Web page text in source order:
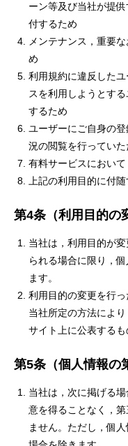
ーン等及び当社が提
付するため
メンテナンス，重要
め
利用規約に違反した
スを利用しようとす
するため
ユーザーにご自身の
況の閲覧を行っていた
有料サービスにおい
上記の利用目的に付
第4条（利用目的の
当社は，利用目的が
られる場合に限り，
ます。
利用目的の変更を行
当社所定の方法によ
サイト上に公表するも
第5条（個人情報の
当社は，次に掲げる
意を得ることなく，
ません。ただし，個